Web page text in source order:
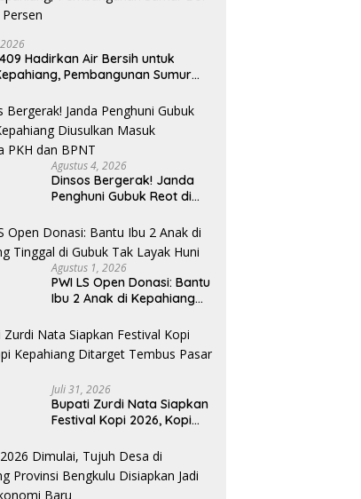
Hadirkan Air Bersih untuk
Pembangunan Sumur
Agustus 4, 2026
Dinsos Bergerak! Janda
Penghuni Gubuk Reot di
Masuk Penerima PKH dan
BPNT
Agustus 1, 2026
PWI LS Open Donasi: Bantu
Ibu 2 Anak di Kepahiang
Layak Huni
Juli 31, 2026
Bupati Zurdi Nata Siapkan
Festival Kopi 2026, Kopi
Tembus Pasar Nasional